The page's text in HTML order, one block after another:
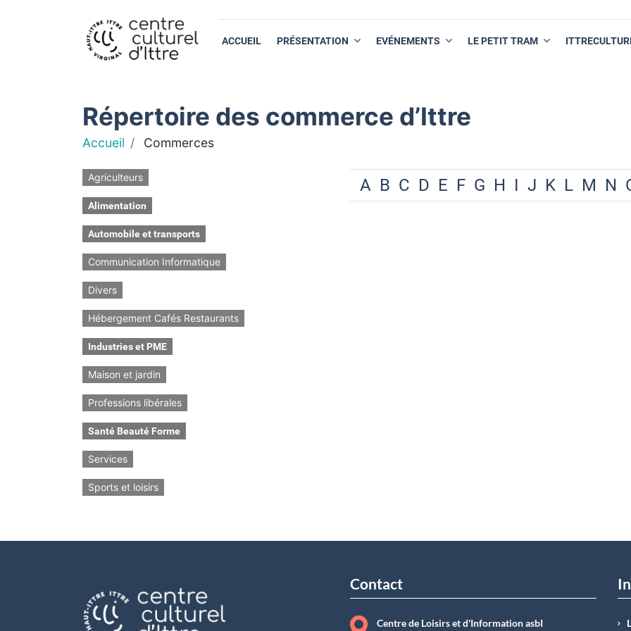
ACCUEIL PRÉSENTATION EVÉNEMENTS LE PETIT TRAM
Répertoire des commerce d’Ittre
Accueil Commerces
Agriculteurs
Alimentation
Automobile et transports
Communication Informatique
Divers
Hébergement Cafés Restaurants
Industries et PME
Maison et jardin
Professions libérales
Santé Beauté Forme
Services
Sports et loisirs
A B C D E F G H I J K L M N
Contact
Centre de Loisirs et d'Information asbI